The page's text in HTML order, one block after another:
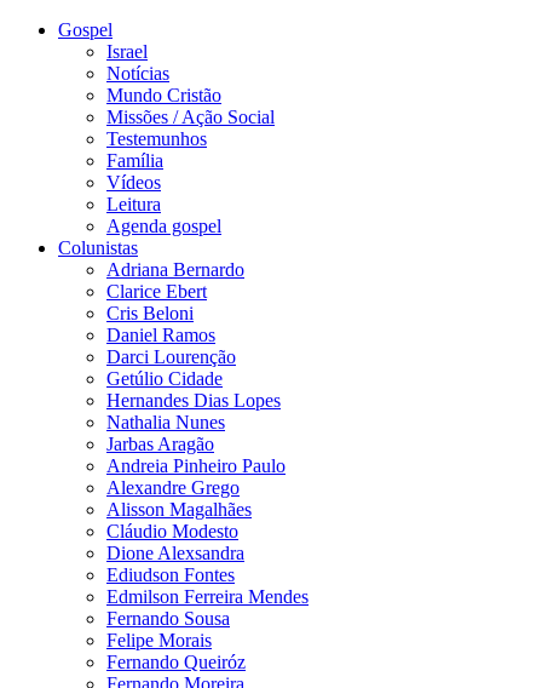
Gospel
Israel
Notícias
Mundo Cristão
Missões / Ação Social
Testemunhos
Família
Vídeos
Leitura
Agenda gospel
Colunistas
Adriana Bernardo
Clarice Ebert
Cris Beloni
Daniel Ramos
Darci Lourenção
Getúlio Cidade
Hernandes Dias Lopes
Nathalia Nunes
Jarbas Aragão
Andreia Pinheiro Paulo
Alexandre Grego
Alisson Magalhães
Cláudio Modesto
Dione Alexsandra
Ediudson Fontes
Edmilson Ferreira Mendes
Fernando Sousa
Felipe Morais
Fernando Queiróz
Fernando Moreira